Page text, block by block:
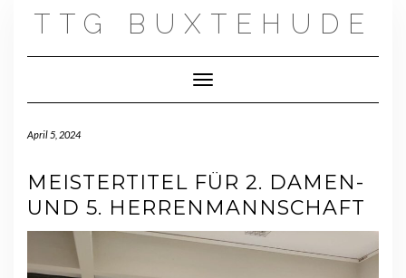
TTG BUXTEHUDE
Toggle Navigation
April 5, 2024
MEISTERTITEL FÜR 2. DAMEN-
UND 5. HERRENMANNSCHAFT